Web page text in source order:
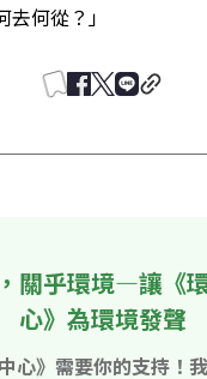
何從？」
關乎環境—讓《
心》為環境發聲
心》需要你的支持！